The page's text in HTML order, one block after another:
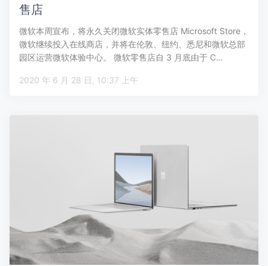
售店
微软本周宣布，将永久关闭微软实体零售店 Microsoft Store，
微软继续投入在线商店，并将在伦敦、纽约、悉尼和微软总部
园区运营微软体验中心。 微软零售店自 3 月底由于 C…
2020 年 6 月 28 日, 10:37 上午